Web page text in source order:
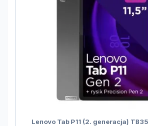
Lenovo Tab P11 (2. generacja)